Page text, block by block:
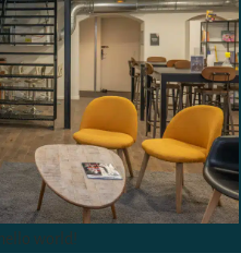
hello world!